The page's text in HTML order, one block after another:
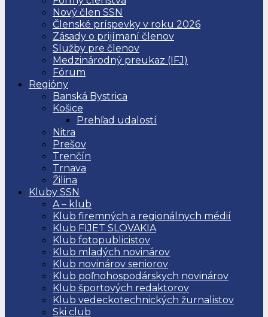
Nový člen SSN
Členské príspevky v roku 2026
Zásady o prijímaní členov
Služby pre členov
Medzinárodný preukaz (IFJ)
Fórum
Regióny
Banská Bystrica
Košice
Prehľad udalostí
Nitra
Prešov
Trenčín
Trnava
Žilina
Kluby SSN
A – klub
Klub firemných a regionálnych médií
Klub FIJET SLOVAKIA
Klub fotopublicistov
Klub mladých novinárov
Klub novinárov seniorov
Klub poľnohospodárskych novinárov
Klub športových redaktorov
Klub vedeckotechnických žurnalistov
Ski club